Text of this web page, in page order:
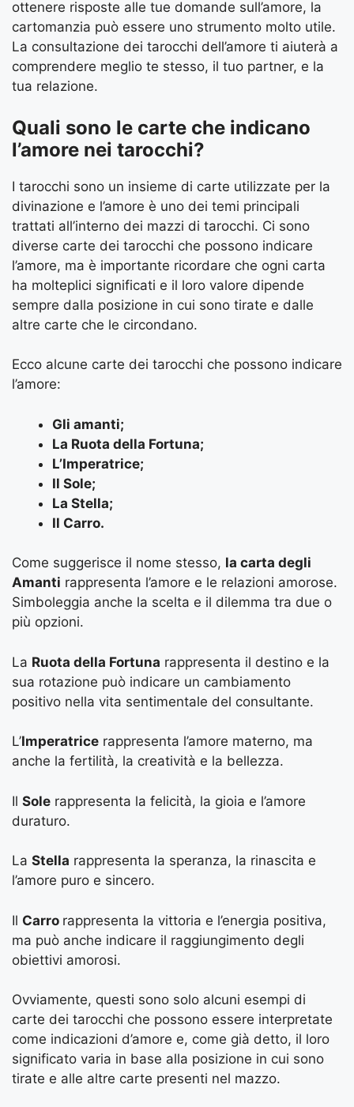
ottenere risposte alle tue domande sull’amore, la
cartomanzia può essere uno strumento molto utile.
La consultazione dei tarocchi dell’amore ti aiuterà a
comprendere meglio te stesso, il tuo partner, e la
tua relazione.
Quali sono le carte che indicano
l’amore nei tarocchi?
I tarocchi sono un insieme di carte utilizzate per la
divinazione e l’amore è uno dei temi principali
trattati all’interno dei mazzi di tarocchi. Ci sono
diverse carte dei tarocchi che possono indicare
l’amore, ma è importante ricordare che ogni carta
ha molteplici significati e il loro valore dipende
sempre dalla posizione in cui sono tirate e dalle
altre carte che le circondano.
Ecco alcune carte dei tarocchi che possono indicare
l’amore:
Gli amanti;
La Ruota della Fortuna;
L’Imperatrice;
Il Sole;
La Stella;
Il Carro.
Come suggerisce il nome stesso, la carta degli
Amanti rappresenta l’amore e le relazioni amorose.
Simboleggia anche la scelta e il dilemma tra due o
più opzioni.
La Ruota della Fortuna rappresenta il destino e la
sua rotazione può indicare un cambiamento
positivo nella vita sentimentale del consultante.
L’Imperatrice rappresenta l’amore materno, ma
anche la fertilità, la creatività e la bellezza.
Il Sole rappresenta la felicità, la gioia e l’amore
duraturo.
La Stella rappresenta la speranza, la rinascita e
l’amore puro e sincero.
Il Carro rappresenta la vittoria e l’energia positiva,
ma può anche indicare il raggiungimento degli
obiettivi amorosi.
Ovviamente, questi sono solo alcuni esempi di
carte dei tarocchi che possono essere interpretate
come indicazioni d’amore e, come già detto, il loro
significato varia in base alla posizione in cui sono
tirate e alle altre carte presenti nel mazzo.